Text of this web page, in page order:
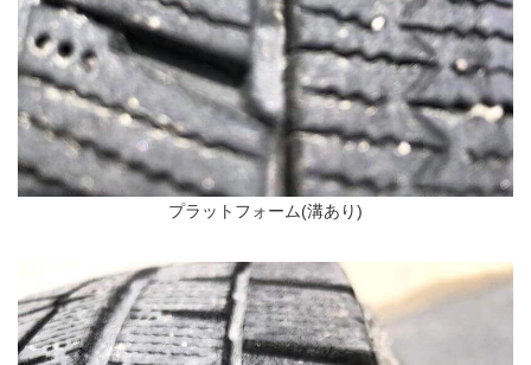
プラットフォーム(溝あり)